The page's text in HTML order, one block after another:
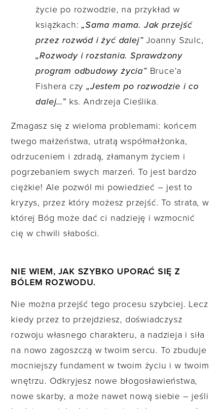
życie po rozwodzie, na przykład w
książkach:„Sama mama. Jak przejść
przez rozwód i żyć dalej”Joanny Szulc,
„Rozwody i rozstania. Sprawdzony
program odbudowy życia”Bruce’a
Fishera czy„Jestem po rozwodzie i co
dalej…” ks. Andrzeja Cieślika.
Zmagasz się z wieloma problemami: końcem
twego małżeństwa, utratą współmałżonka,
odrzuceniem i zdradą, złamanym życiem i
pogrzebaniem swych marzeń. To jest bardzo
ciężkie! Ale pozwól mi powiedzieć – jest to
kryzys, przez który możesz przejść. To strata, w
której Bóg może dać ci nadzieję i wzmocnić
cię w chwili słabości.
NIE WIEM, JAK SZYBKO UPORAĆ SIĘ Z
BÓLEM ROZWODU.
Nie można przejść tego procesu szybciej. Lecz
kiedy przez to przejdziesz, doświadczysz
rozwoju własnego charakteru, a nadzieja i siła
na nowo zagoszczą w twoim sercu. To zbuduje
mocniejszy fundament w twoim życiu i w twoim
wnętrzu. Odkryjesz nowe błogosławieństwa,
nowe skarby, a może nawet nową siebie – jeśli